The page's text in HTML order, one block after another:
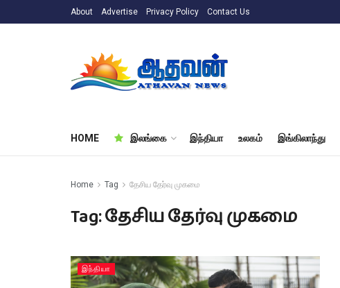
About Advertise Privacy Policy Contact Us
HOME இலங்கை இந்தியா உலகம் இங்கிலாந்து
Home Tag தேசிய தேர்வு முகமை
Tag:தேசிய தேர்வு முகமை
இந்தியா